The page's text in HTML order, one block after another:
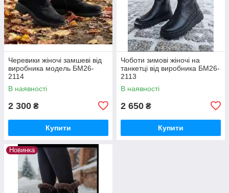
Черевики жіночі замшеві від
виробника модель БМ26-
2114
В наявності
2 300 ₴
Купити
Чоботи зимові жіночі на
танкетці від виробника БМ26-
2113
В наявності
2 650 ₴
Купити
Новинка